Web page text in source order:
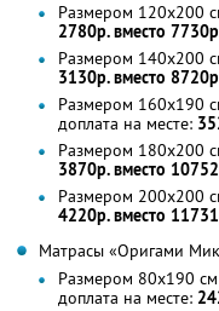
Размером 120х200
2780р. вместо
Размером 140х200
3130р. вместо
Размером 160х190
доплата на месте:
Размером 180х200
3870р. вместо
Размером 200х200
4220р. вместо
Матрасы «Оригами
Размером 80х190
доплата на месте: